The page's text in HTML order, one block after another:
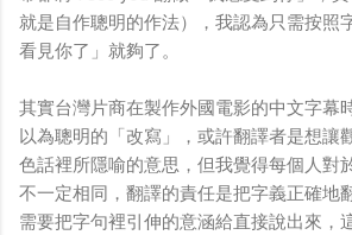
就是自作聰明的作法），我認為只需按照
看見你了」就夠了。
其實台灣片商在製作外國電影的中文字幕
以為聰明的「改寫」，或許翻譯者是想讓
色話裡所隱喻的意思，但我覺得每個人對
不一定相同，翻譯的責任是把字義正確地
需要把字句裡引伸的意涵給直接說出來，